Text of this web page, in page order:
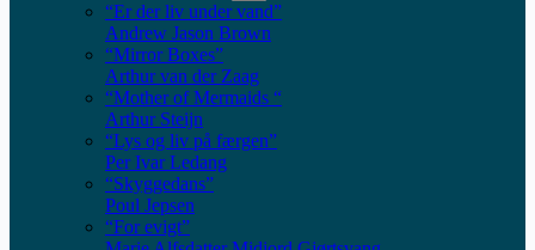
“Er der liv under vand”
Andrew Jason Brown
“Mirror Boxes”
Arthur van der Zaag
“Mother of Mermaids “
Arthur Steijn
“Lys og liv på færgen”
Per Ivar Ledang
“Skyggedans”
Poul Jepsen
“For evigt”